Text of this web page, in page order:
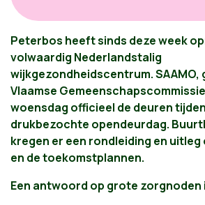
Peterbos heeft sinds deze week
volwaardig Nederlandstalig
wijkgezondheidscentrum. SAAMO,
Vlaamse
woensdag officieel de deuren
drukbezochte opendeurdag.
kregen er een rondleiding en uitleg
en de toekomstplannen.
Een antwoord op grote zorgnoden